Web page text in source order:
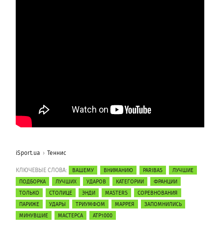
iSport.ua Теннис
КЛЮЧЕВЫЕ СЛОВА: ВАШЕМУ ВНИМАНИЮ PARIBAS
ЛУЧШИЕ
ПОДБОРКА
ЛУЧШИХ УДАРОВ КАТЕГОРИИ
ФРАНЦИИ
ТОЛЬКО
СТОЛИЦЕ ЭНДИ MASTERS
СОРЕВНОВАНИЯ
ПАРИЖЕ
УДАРЫ ТРИУМФОМ МАРРЕЯ
ЗАПОМНИЛИСЬ
МИНУВШИЕ
МАСТЕРСА АТР1000